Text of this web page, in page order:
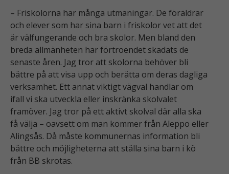
– Friskolorna har många utmaningar. De föräldrar
och elever som har sina barn i friskolor vet att det
är välfungerande och bra skolor. Men bland den
breda allmänheten har förtroendet skadats de
senaste åren. Jag tror att skolorna behöver bli
bättre på att visa upp och berätta om deras dagliga
verksamhet. Ett annat viktigt vägval handlar om
ifall vi ska utveckla eller inskränka skolvalet
framöver. Jag tror på ett aktivt skolval där alla ska
få välja – oavsett om man kommer från Aleppo eller
Alingsås. Då måste kommunernas information bli
bättre och möjligheterna att ställa sina barn i kö
från BB skrotas.